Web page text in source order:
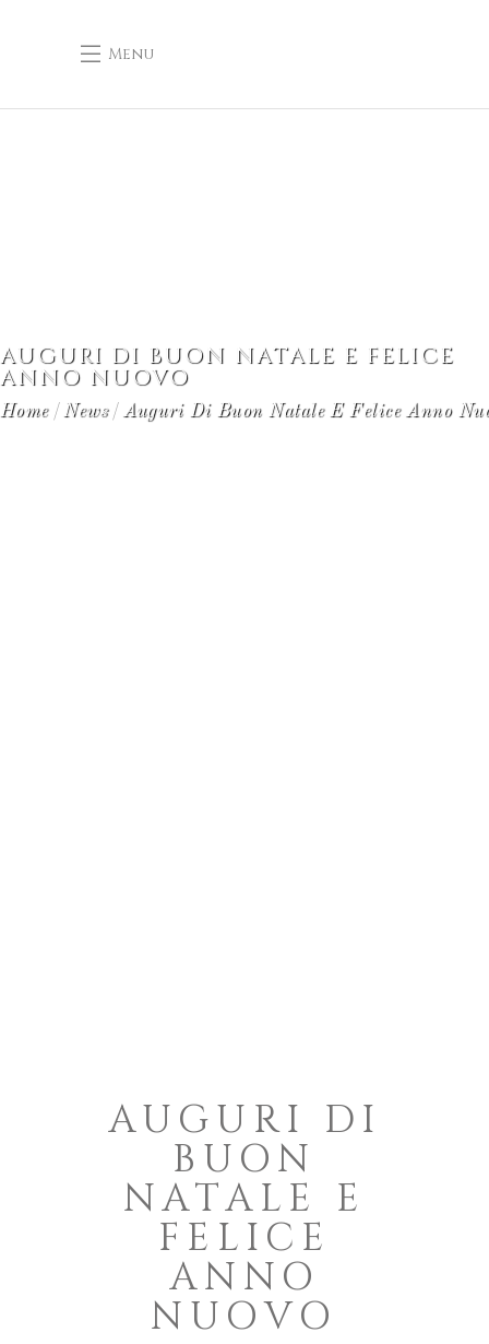
Menu
AUGURI DI BUON NATALE E FELICE
ANNO NUOVO
Home News Auguri Di Buon Natale E Felice Anno
AUGURI DI
BUON
NATALE E
FELICE
ANNO
NUOVO